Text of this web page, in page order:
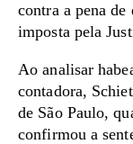
contra a pena de
imposta pela
Ao analisar
contadora,
de São Paulo,
confirmou a